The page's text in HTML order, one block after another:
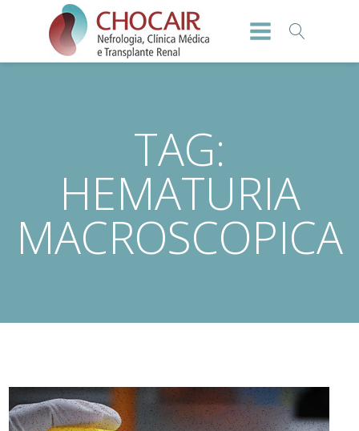
TAG:
HEMATURIA
MACROSCOPICA